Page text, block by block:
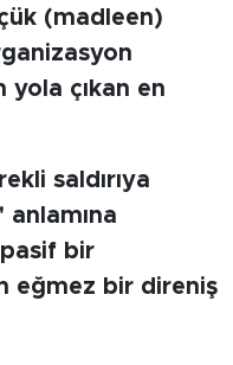
(madleen)
yola çıkan en
saldırıya
bir
eğmez bir direniş